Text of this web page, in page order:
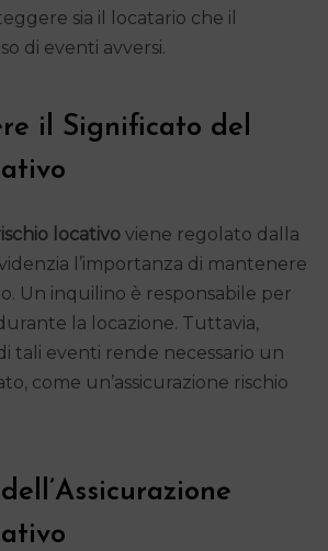
sia il locatario che il
di eventi avversi.
il Significato del
locativo viene regolato dalla
l’importanza di mantenere
Un inquilino è responsabile per
la locazione. Tuttavia,
tali eventi rende necessario un
come un’assicurazione rischio